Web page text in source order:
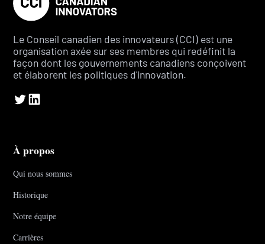
Le Conseil canadien des innovateurs (CCI) est une
organisation axée sur ses membres qui redéfinit la
façon dont les gouvernements canadiens conçoivent
et élaborent les politiques d'innovation.
À propos
Qui nous sommes
Historique
Notre équipe
Carrières